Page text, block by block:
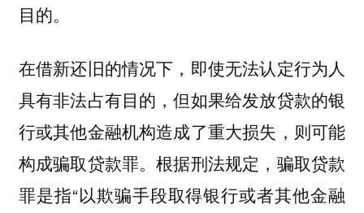
目的。
在借新还旧的情况下，即使无法认定行为人
具有非法占有目的，但如果给发放贷款的银
行或其他金融机构造成了重大损失，则可能
构成骗取贷款罪。根据刑法规定，骗取贷款
罪是指“以欺骗手段取得银行或者其他金融